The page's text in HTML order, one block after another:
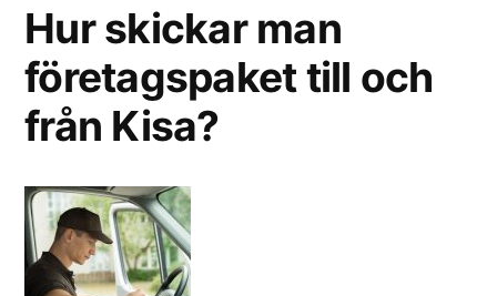
Hur skickar man
företagspaket till och
från Kisa?